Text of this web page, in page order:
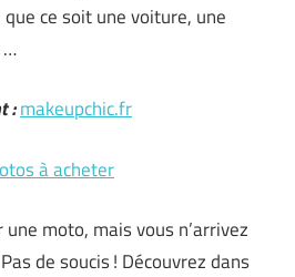
ce soit une voiture, une
…
:makeupchic.fr
à acheter
moto, mais vous n’arrivez
de soucis ! Découvrez dans